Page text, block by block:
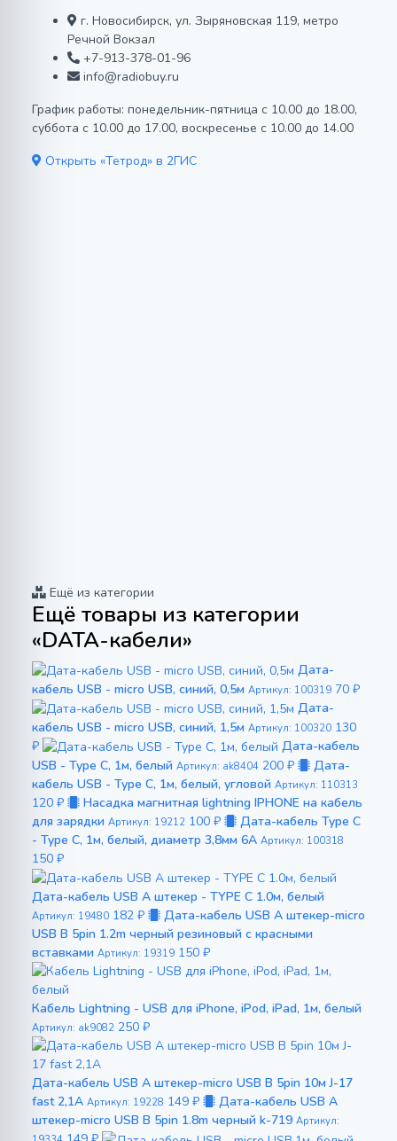
г. Новосибирск, ул. Зыряновская 119, метро
Речной Вокзал
+7-913-378-01-96
info@radiobuy.ru
График работы: понедельник-пятница с 10.00 до 18.00,
суббота с 10.00 до 17.00, воскресенье с 10.00 до 14.00
Открыть «Тетрод» в 2ГИС
Ещё из категории
Ещё товары из категории
«DATA-кабели»
Дата-
кабель USB - micro USB, синий, 0,5м Артикул: 100319 70 ₽
Дата-
кабель USB - micro USB, синий, 1,5м Артикул: 100320 130
₽
Дата-кабель
USB - Type C, 1м, белый Артикул: ak8404 200 ₽
Дата-
кабель USB - Type C, 1м, белый, угловой Артикул: 110313
120 ₽
Насадка магнитная lightning IPHONE на кабель
для зарядки Артикул: 19212 100 ₽
Дата-кабель Type C
- Type C, 1м, белый, диаметр 3,8мм 6A Артикул: 100318
150 ₽
Дата-кабель USB A штекер - TYPE C 1.0м, белый
Артикул: 19480 182 ₽
Дата-кабель USB A штекер-micro
USB B 5pin 1.2m черный резиновый с красными
вставками Артикул: 19319 150 ₽
Кабель Lightning - USB для iPhone, iPod, iPad, 1м, белый
Артикул: ak9082 250 ₽
Дата-кабель USB A штекер-micro USB B 5pin 10м J-17
fast 2,1A Артикул: 19228 149 ₽
Дата-кабель USB A
штекер-micro USB B 5pin 1.8m черный k-719 Артикул: